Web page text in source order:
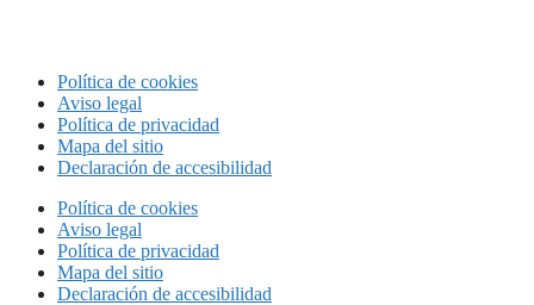
Política de cookies
Aviso legal
Política de privacidad
Mapa del sitio
Declaración de accesibilidad
Política de cookies
Aviso legal
Política de privacidad
Mapa del sitio
Declaración de accesibilidad